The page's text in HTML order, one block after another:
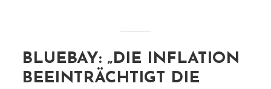
BLUEBAY: „DIE INFLATION
BEEINTRÄCHTIGT DIE